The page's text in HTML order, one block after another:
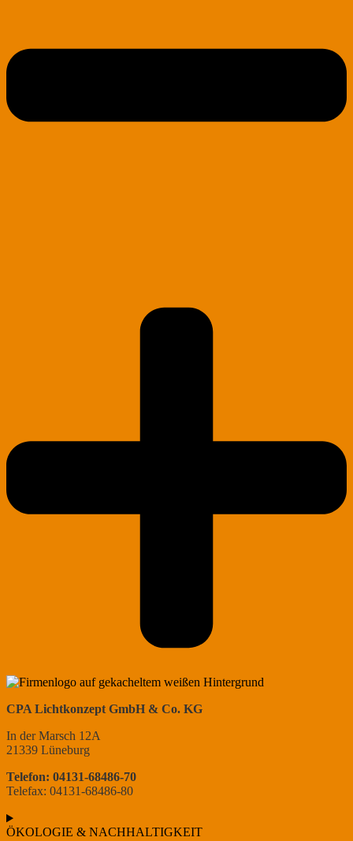
CPA Lichtkonzept GmbH & Co. KG
In der Marsch 12A
21339 Lüneburg
Telefon: 04131-68486-70
Telefax: 04131-68486-80
ÖKOLOGIE & NACHHALTIGKEIT